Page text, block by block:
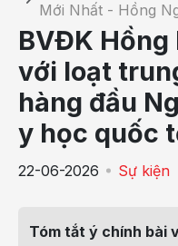
Mới Nhất - Hồng
BVĐK
với loạt
hàng đầu
y học quốc
22-06-2026 Sự kiện
Tóm tắt ý chính bài